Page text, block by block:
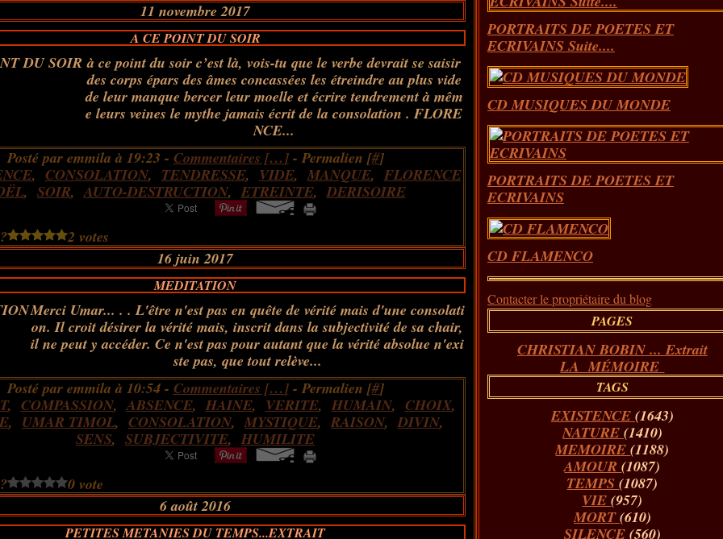
11 novembre 2017
A CE POINT DU SOIR
à ce point du soir c’est là, vois-tu que le verbe devrait se saisir
des corps épars des âmes concassées les étreindre au plus vide
de leur manque bercer leur moelle et écrire tendrement à mêm
e leurs veines le mythe jamais écrit de la consolation . FLORE
NCE...
Posté par emmila à 19:23 - Commentaires […]- Permalien [#]
, CONSOLATION, TENDRESSE, VIDE, MANQUE, FLORENCE
, SOIR,AUTO-DESTRUCTION, ETREINTE,DERISOIRE
2 votes
16 juin 2017
MEDITATION
Merci Umar... . . L'être n'est pas en quête de vérité mais d'une consolati
on. Il croit désirer la vérité mais, inscrit dans la subjectivité de sa chair,
il ne peut y accéder. Ce n'est pas pour autant que la vérité absolue n'exi
ste pas, que tout relève...
Posté par emmila à 10:54 - Commentaires […]- Permalien [#]
, COMPASSION,ABSENCE, HAINE, VERITE, HUMAIN, CHOIX,
, UMAR TIMOL, CONSOLATION, MYSTIQUE, RAISON,DIVIN,
SENS, SUBJECTIVITE, HUMILITE
0 vote
6 août 2016
PETITES METANIES DU TEMPS...EXTRAIT
PORTRAITS DE POETES ET
ECRIVAINS Suite....
CD MUSIQUES DU MONDE
PORTRAITS DE POETES ET
ECRIVAINS
CD FLAMENCO
Contacter le propriétaire du blog
PAGES
CHRISTIAN BOBIN ... Extrait
LA MÉMOIRE
TAGS
EXISTENCE (1643)
NATURE (1410)
MEMOIRE(1188)
AMOUR(1087)
TEMPS(1087)
VIE(957)
MORT(610)
SILENCE (560)